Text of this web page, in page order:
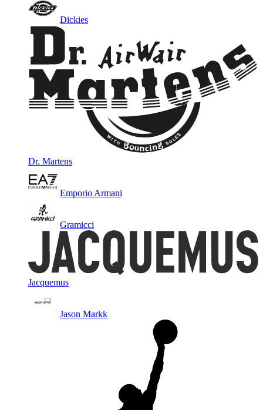
Dickies
Dr. Martens
Emporio Armani
Gramicci
Jacquemus
Jason Markk